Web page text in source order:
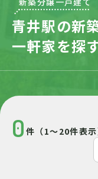
青井駅の新
一軒家を探
0 件（1～20件表示